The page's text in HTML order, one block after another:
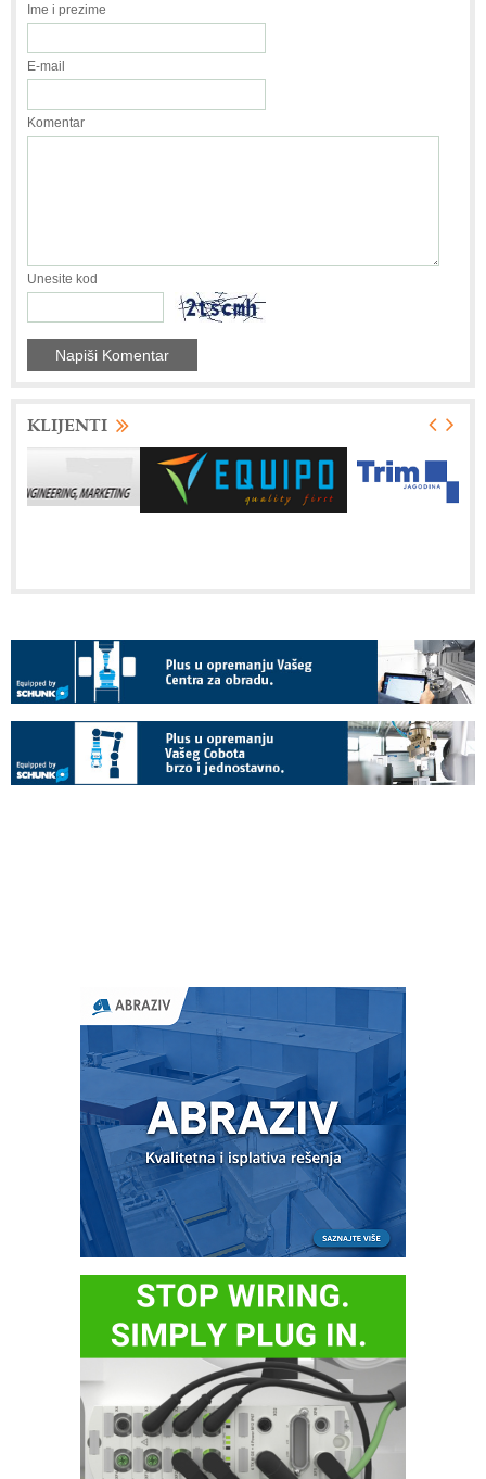
Ime i prezime
E-mail
Komentar
Unesite kod
KLIJENTI